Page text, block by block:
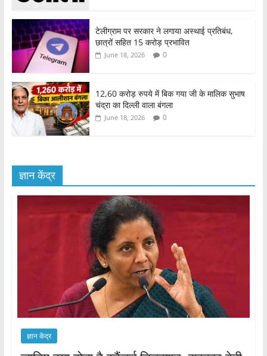
टेलीग्राम पर सरकार ने लगाया अस्थाई प्रतिबंध,
छात्रों सहित 15 करोड़ प्रभावित
June 18, 2026 0
12,60 करोड़ रुपये में बिक गया जी के मालिक सुभाष
चंद्रा का दिल्ली वाला बंगला
June 18, 2026 0
ज्ञान केंद्र
ज्ञान केंद्र